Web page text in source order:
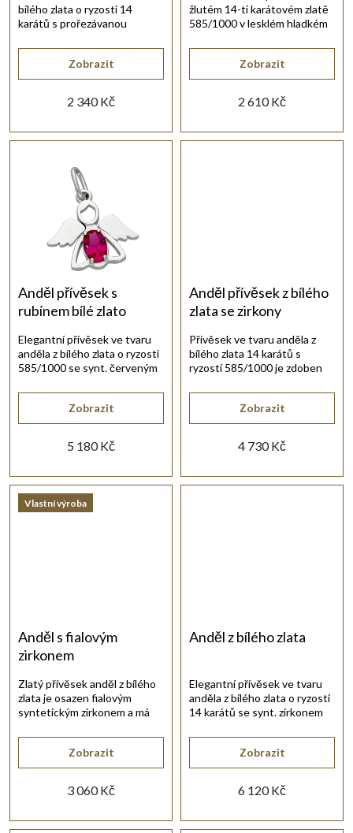
r
o
u
2 340 Kč
Zobrazit
bílého zlata o ryzosti 14
karátů s prořezávanou
2 610 Kč
Zobrazit
žlutém 14-ti karátovém zlatě
585/1000 v lesklém hladkém
Anděl přívěsek s
rubínem bílé zlato
5 180 Kč
Zobrazit
Elegantní přívěsek ve tvaru
anděla z bílého zlata o ryzosti
585/1000 se synt. červeným
Anděl přívěsek z bílého
zlata se zirkony
4 730 Kč
Zobrazit
Přívěsek ve tvaru anděla z
bílého zlata 14 karátů s
ryzostí 585/1000 je zdoben
Vlastní výroba
Anděl s fialovým
zirkonem
3 060 Kč
Zobrazit
Zlatý přívěsek anděl z bílého
zlata je osazen fialovým
syntetickým zirkonem a má
Anděl z bílého zlata
6 120 Kč
Zobrazit
Elegantní přívěsek ve tvaru
anděla z bílého zlata o ryzosti
14 karátů se synt. zirkonem